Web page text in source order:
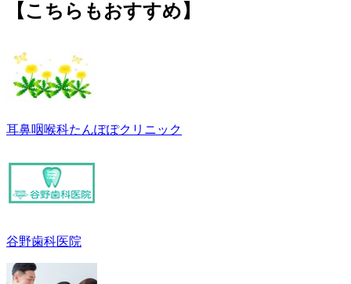
【こちらもおすすめ】
耳鼻咽喉科たんぽぽクリニック
谷野歯科医院